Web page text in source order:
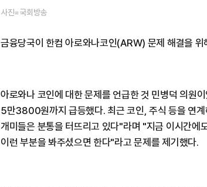
사진=국회방송
금융당국이 한컴 아로와나코인(ARW) 문제 해결을
아로와나 코인에 대한 문제를 언급한 것 민병덕 의원
5만3800원까지 급등했다. 최근 코인, 주식 등을 연계
개미들은 분통을 터뜨리고 있다"라며 "지금 이시간에
이런 부분을 봐주셨으면 한다"라고 문제를 제기했다.